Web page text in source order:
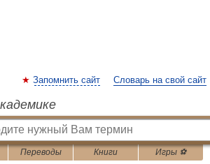
Запомнить сайт Словарь на свой сайт
Переводы Книги Игры ⚽